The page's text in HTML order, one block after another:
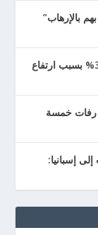
بالإرهاب”
عاد معدل التضخم وارتفاع الأسعار إلى ما فوق 3% بسبب ارتفاع
رفات خمسة
إسبانيا: